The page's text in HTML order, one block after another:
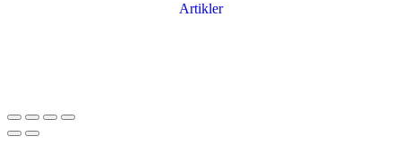
Artikler